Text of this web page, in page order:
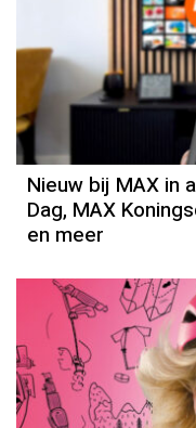
Nieuw bij MAX in
Dag, MAX
en meer